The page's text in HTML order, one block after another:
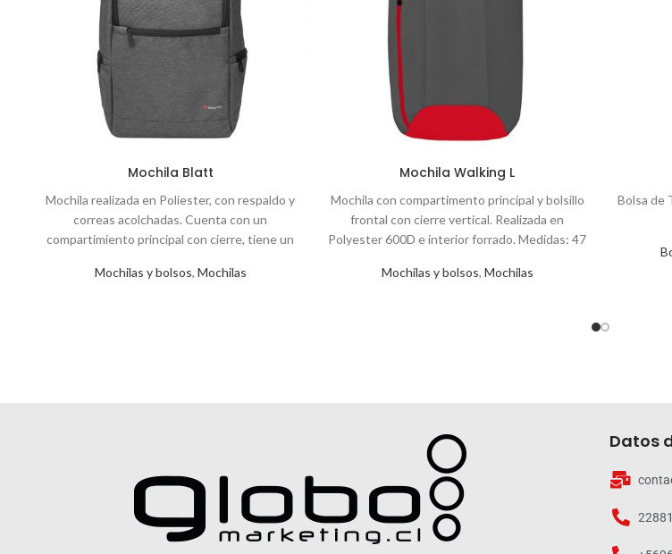
Mochila Blatt
Mochilas y bolsos, Mochilas
Mochila realizada en Poliester, con respaldo y
correas acolchadas. Cuenta con un
compartimiento principal con cierre, tiene un
Mochila Walking L
Mochilas y bolsos, Mochilas
Mochila con compartimento principal y bolsillo
frontal con cierre vertical. Realizada en
Polyester 600D e interior forrado. Medidas: 47
Bolsa de
Datos